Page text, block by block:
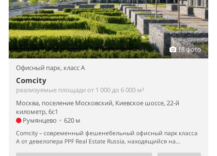
18 фото
Офисный парк, класс A
Comcity
реализуемые площади от 1 000 до 6 000 м²
Москва, поселение Московский, Киевское шоссе, 22-й
километр, 6с1
Румянцево • 620 м
Comcity – современный фешенебельный офисный парк класса
А от девелопера PPF Real Estate Russia, находящийся на...